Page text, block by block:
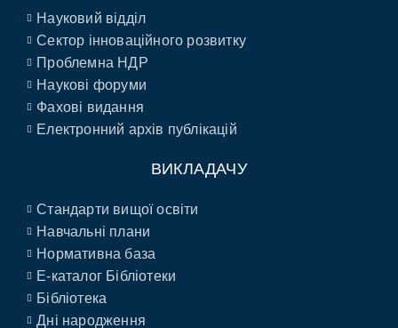
Науковий відділ
Сектор інноваційного розвитку
Проблемна НДР
Наукові форуми
Фахові видання
Електронний архів публікацій
ВИКЛАДАЧУ
Стандарти вищої освіти
Навчальні плани
Нормативна база
E-каталог Бібліотеки
Бібліотека
Дні народження